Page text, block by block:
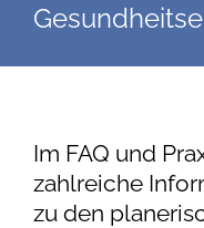
Im FAQ und
zahlreiche
zu den